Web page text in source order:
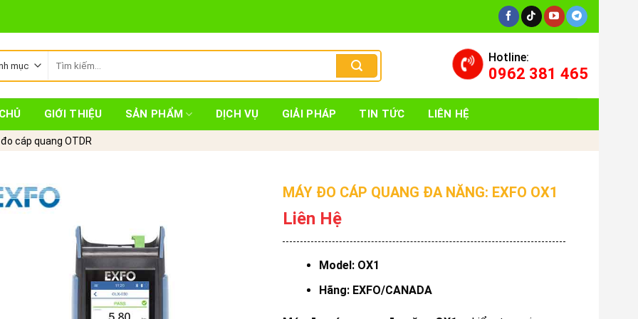
kiếm:
Hotline:
0962 381 465
GIỚI THIỆU SẢN PHẨM DỊCH VỤ GIẢI PHÁP TIN TỨC LIÊN HỆ
cáp quang OTDR
MÁY ĐO CÁP QUANG ĐA NĂNG: EXFO OX1
Liên Hệ
Model: OX1
Hãng: EXFO/CANADA